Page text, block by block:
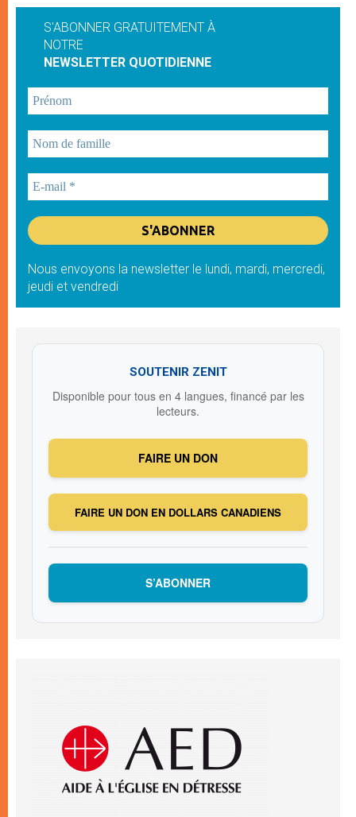
S'ABONNER GRATUITEMENT À
NOTRE
NEWSLETTER QUOTIDIENNE
Nous envoyons la newsletter le lundi, mardi, mercredi,
jeudi et vendredi
SOUTENIR ZENIT
Disponible pour tous en 4 langues, financé par les
lecteurs.
FAIRE UN DON
FAIRE UN DON EN DOLLARS CANADIENS
S’ABONNER